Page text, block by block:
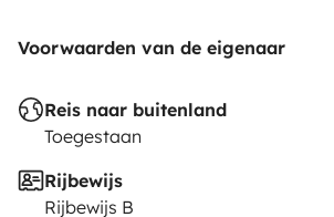
Voorwaarden van de eigenaar
Reis naar buitenland
Toegestaan
Rijbewijs
Rijbewijs B